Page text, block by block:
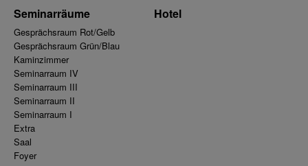
Seminarräume
Gesprächsraum Rot/Gelb
Gesprächsraum Grün/Blau
Kaminzimmer
Seminarraum IV
Seminarraum III
Seminarraum II
Seminarraum I
Extra
Saal
Foyer
Hotel